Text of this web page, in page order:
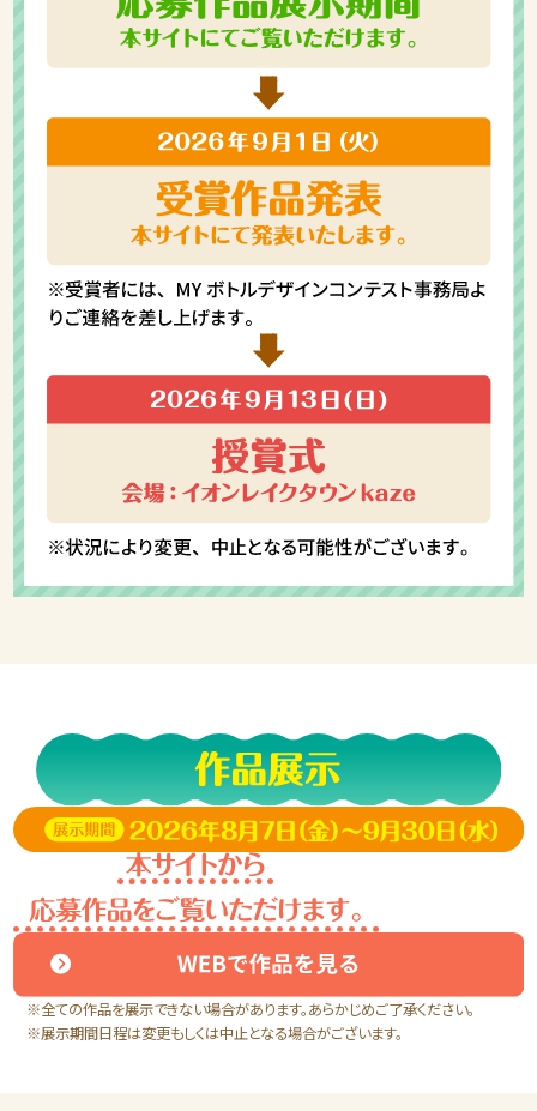
※全ての作品を展示できない場合があります。あらかじめご了承ください。
※展示期間日程は変更もしくは中止となる場合がございます。